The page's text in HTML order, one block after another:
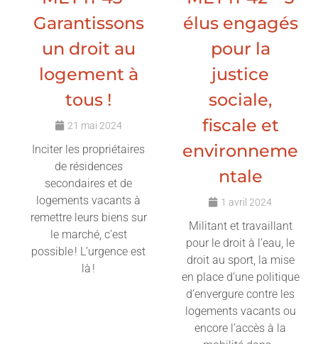
Garantissons
un droit au
logement à
tous !
21 mai 2024
Inciter les propriétaires
de résidences
secondaires et de
logements vacants à
remettre leurs biens sur
le marché, c’est
possible ! L’urgence est
là !
élus engagés
pour la
justice
sociale,
fiscale et
environneme
ntale
1 avril 2024
Militant et travaillant
pour le droit à l’eau, le
droit au sport, la mise
en place d’une politique
d’envergure contre les
logements vacants ou
encore l’accès à la